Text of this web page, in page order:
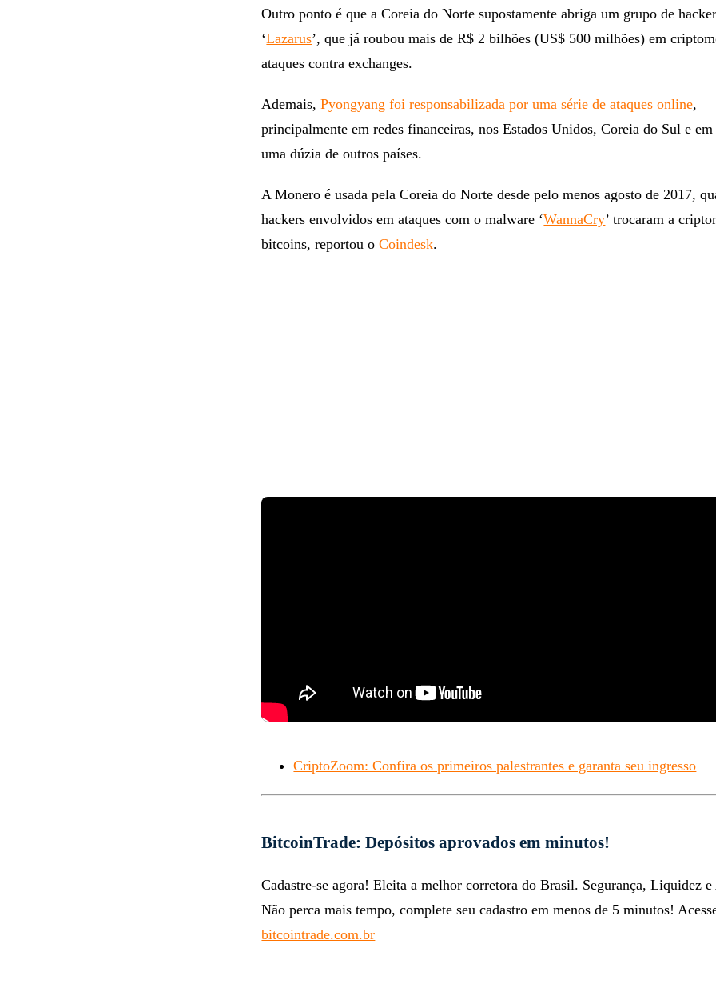
Outro ponto é que a Coreia do Norte supostamente abriga um grupo de
‘Lazarus’, que já roubou mais de R$ 2 bilhões (US$ 500 milhões) em
ataques contra exchanges.
Ademais,Pyongyang foi responsabilizada por uma série de ataques online,
principalmente em redes financeiras, nos Estados Unidos, Coreia do Sul e
uma dúzia de outros países.
A Monero é usada pela Coreia do Norte desde pelo menos agosto de 2017,
hackers envolvidos em ataques com o malware ‘WannaCry’ trocaram a
bitcoins, reportou oCoindesk.
CriptoZoom: Confira os primeiros palestrantes e garanta seu ingresso
BitcoinTrade: Depósitos aprovados em minutos!
Cadastre-se agora! Eleita a melhor corretora do Brasil. Segurança, Liquidez
Não perca mais tempo, complete seu cadastro em menos de 5 minutos!
bitcointrade.com.br